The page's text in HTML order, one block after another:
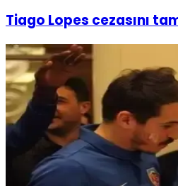
Tiago Lopes cezasını